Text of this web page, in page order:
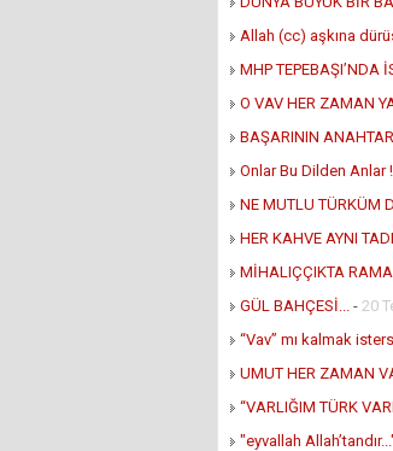
Allah (cc) aşkına
MHP TEPEBAŞI’NDA
O VAV HER ZAMAN
BAŞARININ
Onlar Bu Dilden Anlar
NE MUTLU TÜRKÜM
HER KAHVE AYNI
MİHALIÇÇIKTA
GÜL BAHÇESİ...
- 20
“Vav” mı kalmak
UMUT HER ZAMAN
“VARLIĞIM TÜRK
"eyvallah